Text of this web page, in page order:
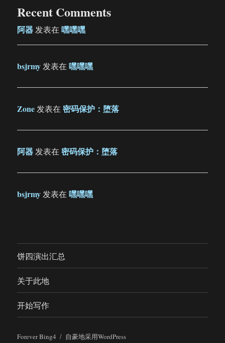
Recent Comments
阿器发表在嘿嘿嘿
bsjrmy发表在嘿嘿嘿
Zone发表在密码保护：堕落
阿器发表在密码保护：堕落
bsjrmy发表在嘿嘿嘿
饼四演出汇总
关于此地
开始写作
Forever Bing4 自豪地采用WordPress